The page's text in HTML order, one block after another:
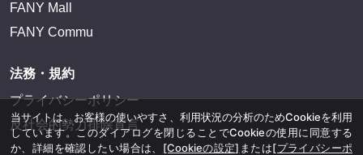
FANY Mall
FANY Commu
法務・規約
プライバシーポリシー
反社会的勢力排除宣言
当サイトは、お客様の使いやすさ、利用状況の分析のためCookieを利用
しています。このダイアログを閉じることでCookieの使用に同意する
か、詳細を確認したい場合は、 [Cookieの設定] または[プライバシーポ